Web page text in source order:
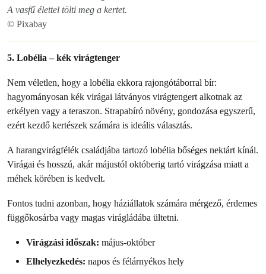
A vasfű élettel tölti meg a kertet.
© Pixabay
5. Lobélia – kék virágtenger
Nem véletlen, hogy a lobélia ekkora rajongótáborral bír:
hagyományosan kék virágai látványos virágtengert alkotnak az
erkélyen vagy a teraszon. Strapabíró növény, gondozása egyszerű,
ezért kezdő kertészek számára is ideális választás.
A harangvirágfélék családjába tartozó lobélia bőséges nektárt kínál.
Virágai és hosszú, akár májustól októberig tartó virágzása miatt a
méhek körében is kedvelt.
Fontos tudni azonban, hogy háziállatok számára mérgező, érdemes
függőkosárba vagy magas virágládába ültetni.
Virágzási időszak: május-október
Elhelyezkedés: napos és félárnyékos hely